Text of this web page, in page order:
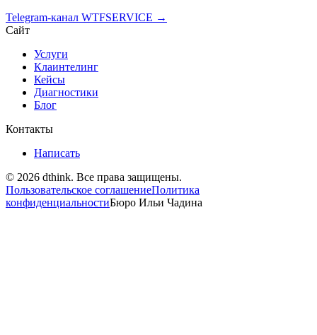
Telegram-канал WTFSERVICE →
Сайт
Услуги
Клаинтелинг
Кейсы
Диагностики
Блог
Контакты
Написать
© 2026 dthink. Все права защищены.
Пользовательское соглашениеПолитика
конфиденциальностиБюро Ильи Чадина